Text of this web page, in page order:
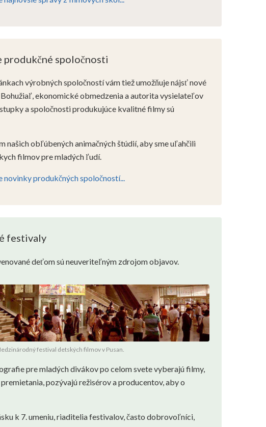
produkčné spoločnosti
výrobných spoločností vám tiež umožňuje nájsť nové
ekonomické obmedzenia a autorita vysielateľov
a spoločnosti produkujúce kvalitné filmy sú
našich obľúbených animačných štúdií, aby sme uľahčili
filmov pre mladých ľudí.
novinky produkčných spoločností...
festivaly
deťom sú neuveriteľným zdrojom objavov.
festival detských filmov v Pusan.
pre mladých divákov po celom svete vyberajú filmy,
pozývajú režisérov a producentov, aby o
k 7. umeniu, riaditelia festivalov, často dobrovoľníci,